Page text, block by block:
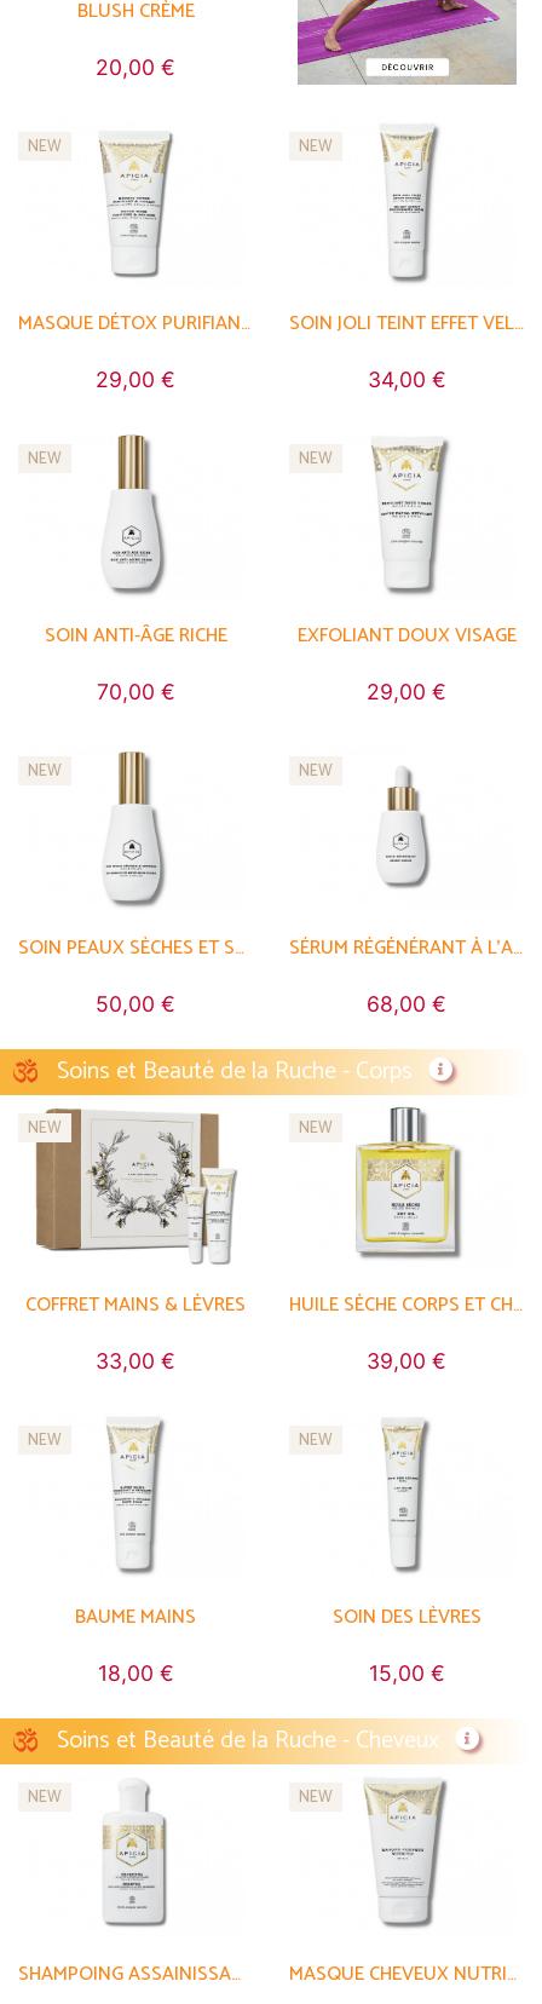
BLUSH CRÈME
20,00 €
NEW
MASQUE DÉTOX PURIFIANT ET LISSANT
29,00 €
NEW
SOIN JOLI TEINT EFFET VELOURS
34,00 €
NEW
SOIN ANTI-ÂGE RICHE
70,00 €
NEW
EXFOLIANT DOUX VISAGE
29,00 €
NEW
SOIN PEAUX SÈCHES ET SENSIBLES
50,00 €
NEW
SÉRUM RÉGÉNÉRANT À L'ACIDE HYALURONIQUE
68,00 €
Soins et Beauté de la Ruche - Corps
NEW
COFFRET MAINS & LÈVRES
33,00 €
NEW
HUILE SÈCHE CORPS ET CHEVEUX
39,00 €
NEW
BAUME MAINS
18,00 €
NEW
SOIN DES LÈVRES
15,00 €
Soins et Beauté de la Ruche - Cheveux
NEW
SHAMPOING ASSAINISSANT
NEW
MASQUE CHEVEUX NUTRITIF